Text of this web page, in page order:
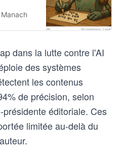
dans la lutte contre l'AI
des systèmes
les contenus
de précision, selon
éditoriale. Ces
limitée au-delà du